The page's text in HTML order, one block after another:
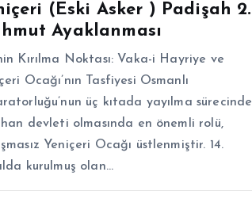
(Eski Asker ) Padişah 2.
Ayaklanması
Kırılma Noktası: Vaka-i Hayriye ve
Ocağı’nın Tasfiyesi Osmanlı
üç kıtada yayılma sürecinde
devleti olmasında en önemli rolü,
Yeniçeri Ocağı üstlenmiştir. 14.
kurulmuş olan…